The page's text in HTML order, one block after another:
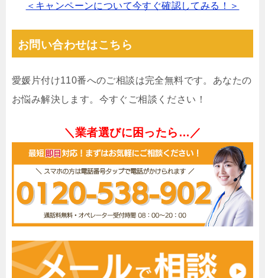
＜キャンペーンについて今すぐ確認してみる！＞
お問い合わせはこちら
愛媛片付け110番へのご相談は完全無料です。あなたの
お悩み解決します。今すぐご相談ください！
＼業者選びに困ったら…／